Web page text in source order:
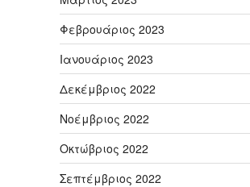
Φεβρουάριος 2023
Ιανουάριος 2023
Δεκέμβριος 2022
Νοέμβριος 2022
Οκτώβριος 2022
Σεπτέμβριος 2022